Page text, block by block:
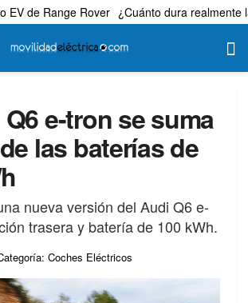
EV de Range Rover ¿Cuánto dura realmente
e-tron se suma
las baterías de
nueva versión del Audi Q6 e-
trasera y batería de 100 kWh.
Coches Eléctricos